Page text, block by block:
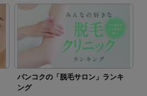
バンコクの「脱毛サロン」ランキ
ング